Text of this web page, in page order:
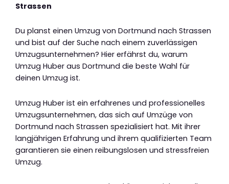
Strassen
Du planst einen Umzug von Dortmund nach Strassen
und bist auf der Suche nach einem zuverlässigen
Umzugsunternehmen? Hier erfährst du, warum
Umzug Huber aus Dortmund die beste Wahl für
deinen Umzug ist.
Umzug Huber ist ein erfahrenes und professionelles
Umzugsunternehmen, das sich auf Umzüge von
Dortmund nach Strassen spezialisiert hat. Mit ihrer
langjährigen Erfahrung und ihrem qualifizierten Team
garantieren sie einen reibungslosen und stressfreien
Umzug.